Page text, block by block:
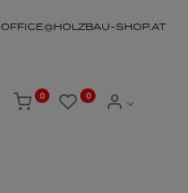
OFFICE@HOLZBAU-SHOP.AT
0 0